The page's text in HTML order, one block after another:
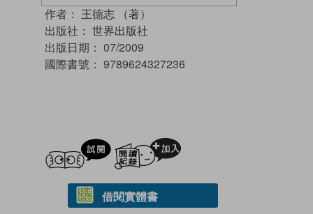
作者： 王德志 （著）
出版社： 世界出版社
出版日期： 07/2009
國際書號： 9789624327236
試閲
借閱實體書